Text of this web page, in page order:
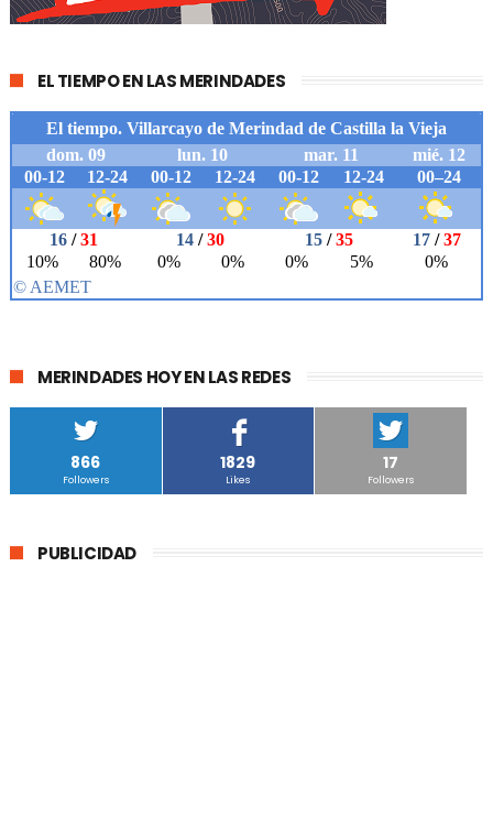
EL TIEMPO EN LAS MERINDADES
MERINDADES HOY EN LAS REDES
866
Followers
1829
Likes
17
Followers
PUBLICIDAD